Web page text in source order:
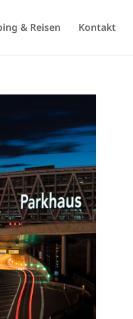
& Reisen Kontakt